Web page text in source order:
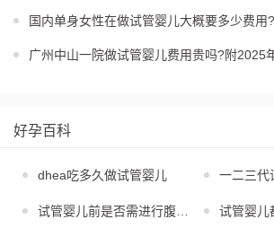
国内单身女性在做试管婴儿大概要多少费用
好孕百科
dhea吃多久做试管婴儿 一二三代
试管婴儿